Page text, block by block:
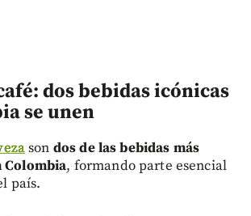
dos bebidas icónicas
se unen
son dos de las bebidas más
Colombia, formando parte esencial
país.